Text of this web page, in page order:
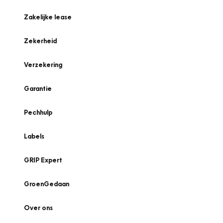
Zakelijke lease
Zekerheid
Verzekering
Garantie
Pechhulp
Labels
GRIP Expert
GroenGedaan
Over ons